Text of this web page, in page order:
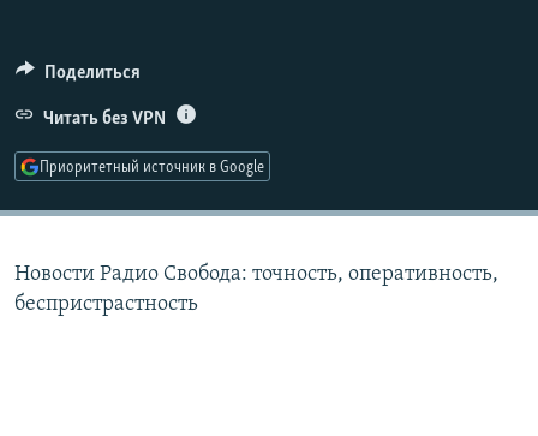
ПОДПИШИТЕСЬ НА РАССЫЛКУ
СОЦИАЛЬНЫЕ СЕТИ
Поделиться
Читать без VPN
Приоритетный источник в Google
Новости Радио Свобода: точность, оперативность,
беспристрастность